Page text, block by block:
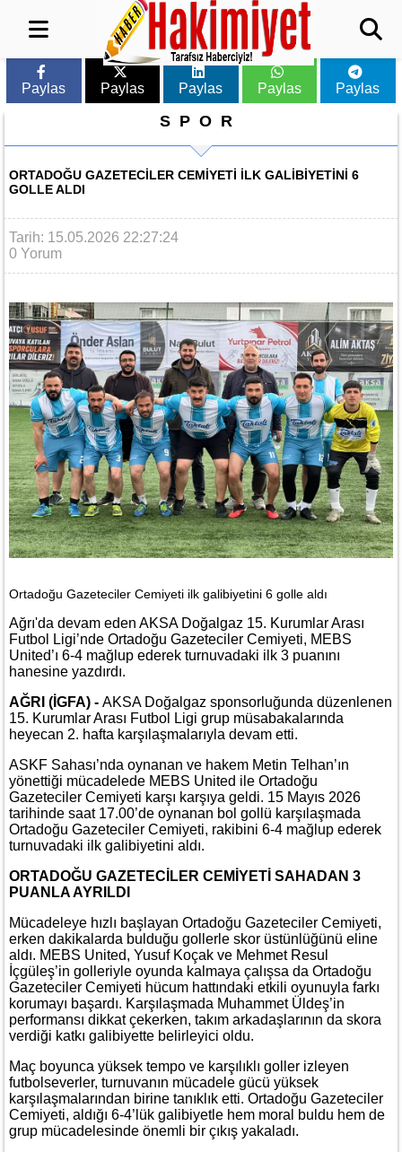
Paylas Paylas Paylas Paylas Paylas
SPOR
ORTADOĞU GAZETECILER CEMIYETI ILK GALIBIYETINI 6
GOLLE ALDI
Tarih: 15.05.2026 22:27:24
0 Yorum
Ortadoğu Gazeteciler Cemiyeti ilk galibiyetini 6 golle aldı
Ağrı'da devam eden AKSA Doğalgaz 15. Kurumlar Arası
Futbol Ligi’nde Ortadoğu Gazeteciler Cemiyeti, MEBS
United’ı 6-4 mağlup ederek turnuvadaki ilk 3 puanını
hanesine yazdırdı.
AĞRI (İGFA) - AKSA Doğalgaz sponsorluğunda düzenlenen
15. Kurumlar Arası Futbol Ligi grup müsabakalarında
heyecan 2. hafta karşılaşmalarıyla devam etti.
ASKF Sahası’nda oynanan ve hakem Metin Telhan’ın
yönettiği mücadelede MEBS United ile Ortadoğu
Gazeteciler Cemiyeti karşı karşıya geldi. 15 Mayıs 2026
tarihinde saat 17.00’de oynanan bol gollü karşılaşmada
Ortadoğu Gazeteciler Cemiyeti, rakibini 6-4 mağlup ederek
turnuvadaki ilk galibiyetini aldı.
ORTADOĞU GAZETECİLER CEMİYETİ SAHADAN 3
PUANLA AYRILDI
Mücadeleye hızlı başlayan Ortadoğu Gazeteciler Cemiyeti,
erken dakikalarda bulduğu gollerle skor üstünlüğünü eline
aldı. MEBS United, Yusuf Koçak ve Mehmet Resul
İçgüleş’in golleriyle oyunda kalmaya çalışsa da Ortadoğu
Gazeteciler Cemiyeti hücum hattındaki etkili oyunuyla farkı
korumayı başardı. Karşılaşmada Muhammet Üldeş’in
performansı dikkat çekerken, takım arkadaşlarının da skora
verdiği katkı galibiyette belirleyici oldu.
Maç boyunca yüksek tempo ve karşılıklı goller izleyen
futbolseverler, turnuvanın mücadele gücü yüksek
karşılaşmalarından birine tanıklık etti. Ortadoğu Gazeteciler
Cemiyeti, aldığı 6-4’lük galibiyetle hem moral buldu hem de
grup mücadelesinde önemli bir çıkış yakaladı.